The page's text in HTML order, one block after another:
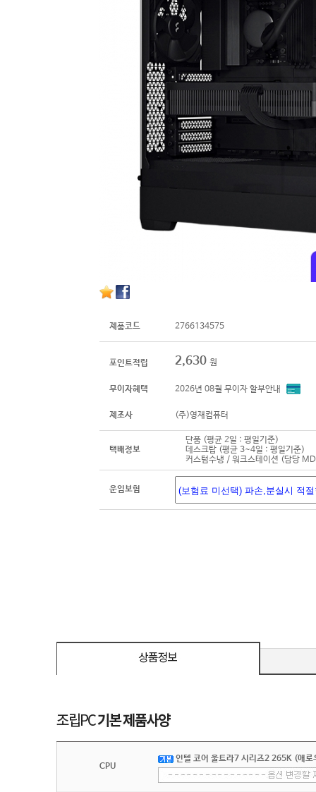
제품코드 2766134575
포인트적립 2,630 원
무이자혜택 2026년 08월 무이자 할부안내
제조사 (주)영재컴퓨터
택배정보
단품 (평균 2일 : 평일기준)
데스크탑 (평균 3~4일 : 평일기준)
커스텀수냉 / 워크스테이션 (담당
운임보험
CPU
인텔 코어 울트라7 시리즈2 265K (애